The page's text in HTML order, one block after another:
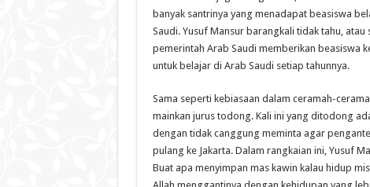
banyak santrinya yang menadapat beasiswa
Saudi. Yusuf Mansur barangkali tidak tahu,
pemerintah Arab Saudi memberikan beasiswa
untuk belajar di Arab Saudi setiap tahunnya.
Sama seperti kebiasaan dalam ceramah-
mainkan jurus todong. Kali ini yang ditodong
dengan tidak canggung meminta agar
pulang ke Jakarta. Dalam rangkaian ini, Yusuf
Buat apa menyimpan mas kawin kalau hidup